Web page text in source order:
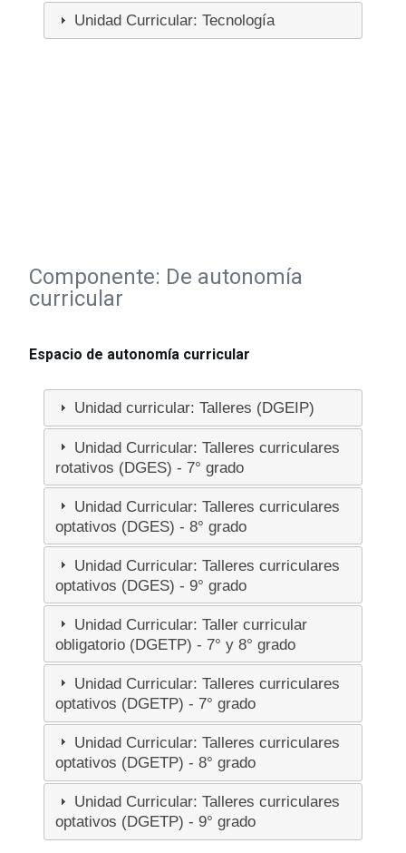
Unidad Curricular: Tecnología
Componente: De autonomía
curricular
Espacio de autonomía curricular
Unidad curricular: Talleres (DGEIP)
Unidad Curricular: Talleres curriculares
rotativos (DGES) - 7° grado
Unidad Curricular: Talleres curriculares
optativos (DGES) - 8° grado
Unidad Curricular: Talleres curriculares
optativos (DGES) - 9° grado
Unidad Curricular: Taller curricular
obligatorio (DGETP) - 7° y 8° grado
Unidad Curricular: Talleres curriculares
optativos (DGETP) - 7° grado
Unidad Curricular: Talleres curriculares
optativos (DGETP) - 8° grado
Unidad Curricular: Talleres curriculares
optativos (DGETP) - 9° grado